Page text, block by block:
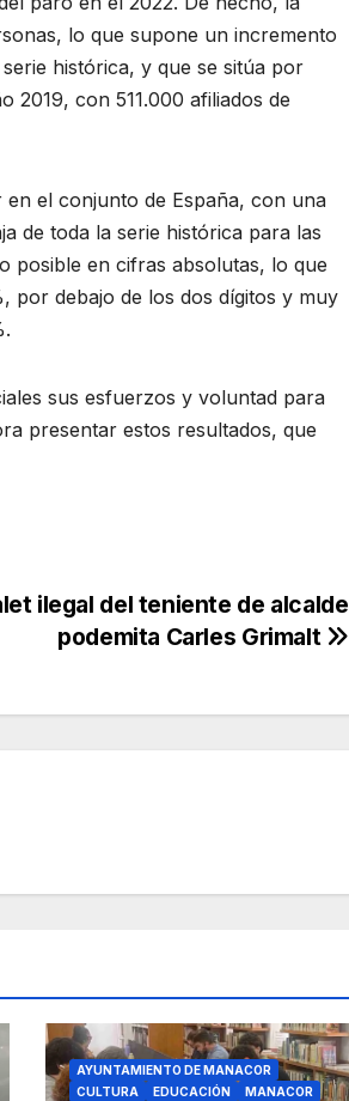
lo que supone un incremento
histórica, y que se sitúa por
2019, con 511.000 afiliados de
el conjunto de España, con una
de toda la serie histórica para las
posible en cifras absolutas, lo que
por debajo de los dos dígitos y muy
sus esfuerzos y voluntad para
presentar estos resultados, que
ilegal del teniente de alcalde
podemita Carles Grimalt
AYUNTAMIENTO DE MANACOR
CULTURA
EDUCACIÓN
MANACOR